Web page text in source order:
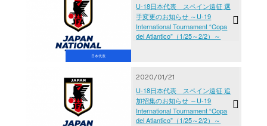
日本代表
U-18日本代表 スペイン遠征 選
手変更のお知らせ ～U-19
International Tournament “Copa
del Atlantico”（1/25～2/2）～
2020/01/21
U-18日本代表 スペイン遠征 追
加招集のお知らせ ～U-19
International Tournament “Copa
del Atlantico”（1/25～2/2）～